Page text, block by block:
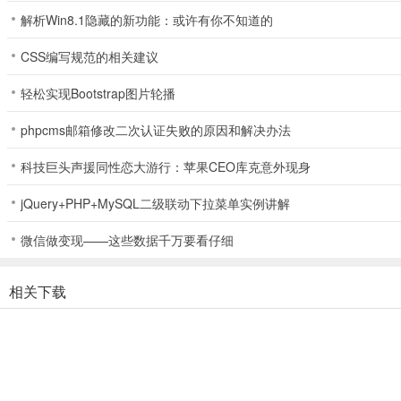
【模拟经营规则】
每过一关就可获得一颗星星，累积星星，在用星星换取花园资料资源
【特效合成规则】
【小火箭筒】4个相同图块相连即可合成一个，释放特效时可以进行十
更新日志
解析Win8.1隐藏的新功能：或许有你不知道的
CSS编写规范的相关建议
轻松实现Bootstrap图片轮播
phpcms邮箱修改二次认证失败的原因和解决办法
科技巨头声援同性恋大游行：苹果CEO库克意外现身
jQuery+PHP+MySQL二级联动下拉菜单实例讲解
微信做变现——这些数据千万要看仔细
相关下载